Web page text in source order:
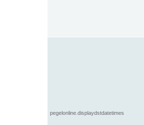
pegelonline.displaydstdatetimes